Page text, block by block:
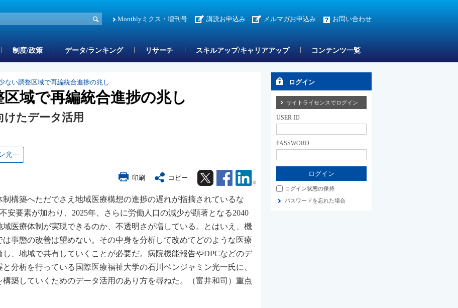
Monthlyミクス・増刊号 講読お申込み メルマガお申込み お問い合わせ
制度/政策 データ/ランキング リサーチ スキルアップ/キャリアアップ コンテンツ一覧
ない調整区域で再編統合進捗の兆し
域で再編統合進捗の兆し
けたデータ活用
光一
印刷 コピー Twitter Facebook
構築へただでさえ地域医療構想の進捗の遅れが指摘されているな
安要素が加わり、2025年、さらに労働人口の減少が顕著となる2040
医療体制が実現できるのか、不透明さが増している。とはいえ、機
事態の改善は望めない。その中身を分析して改めてどのような医療
、地域で共有していくことが必要だ。病院機能報告やDPCなどのデ
分析を行っている国際医療福祉大学の石川ベンジャミン光一氏に、
築していくためのデータ活用のあり方を尋ねた。（富井和司）重点
ログイン
サイトライセンスでログイン
USER ID
PASSWORD
ログイン状態の保持
パスワードを忘れた場合